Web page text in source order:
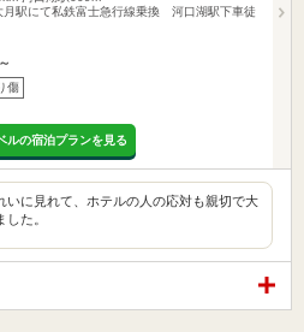
月駅にて私鉄富士急行線乗換 河口湖駅下車徒
傷
ルの宿泊プランを見る
いに見れて、ホテルの人の応対も親切で大
た。